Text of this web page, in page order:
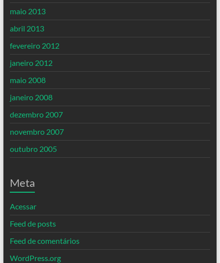
maio 2013
abril 2013
fevereiro 2012
janeiro 2012
maio 2008
janeiro 2008
dezembro 2007
novembro 2007
outubro 2005
Meta
Acessar
Feed de posts
Feed de comentários
WordPress.org